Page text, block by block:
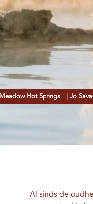
Meadow Hot Springs | Jo
Al sinds de